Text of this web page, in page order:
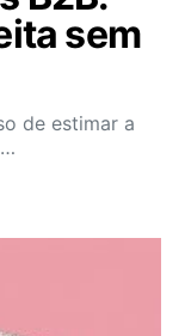
sem
de estimar a